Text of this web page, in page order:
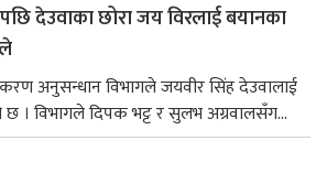
देउवाका छोरा जय विरलाई बयानका
अनुसन्धान विभागले जयवीर सिंह देउवालाई
छ । विभागले दिपक भट्ट र सुलभ अग्रवालसँग...